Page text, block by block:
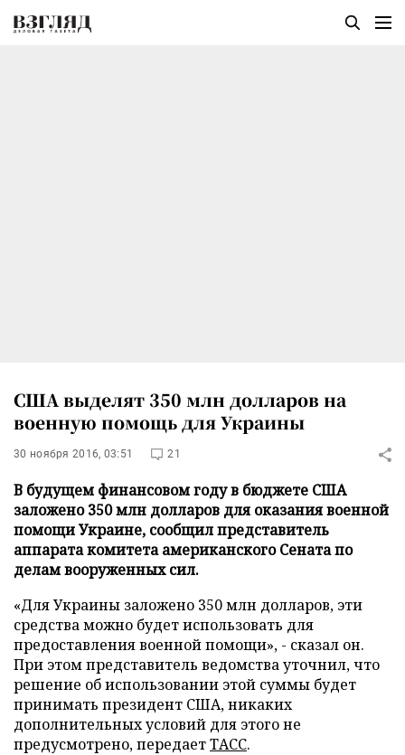
США выделят 350 млн долларов на
военную помощь для Украины
30 ноября 2016, 03:51 21
В будущем финансовом году в бюджете США
заложено 350 млн долларов для оказания военной
помощи Украине, сообщил представитель
аппарата комитета американского Сената по
делам вооруженных сил.
«Для Украины заложено 350 млн долларов, эти
средства можно будет использовать для
предоставления военной помощи», - сказал он.
При этом представитель ведомства уточнил, что
решение об использовании этой суммы будет
принимать президент США, никаких
дополнительных условий для этого не
предусмотрено, передаетТАСС.